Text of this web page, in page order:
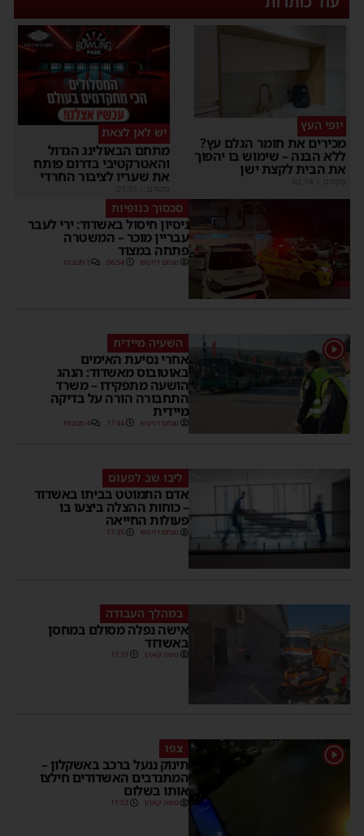
יופי העץ
מכירים את חומר הגלם עץ?
ללא הבנה – שימוש בו יהפוך
את הבית לקצת ישן
מקודם
יש לאן לצאת
מתחם הבאולינג הגדול
והאטרקטיבי בדרום פותח
את שעריו לציבור החרדי
מקודם
סכסוך כנופיות
ניסיון חיסול באשדוד: ירי לעבר
עבריין מוכר – המשטרה
פתחה במצוד
מנחם דויטש 06:54 1 תגובות
1 השעיה מיידית
אחרי נסיעת האימים
באוטובוס מאשדוד: הנהג
הושעה מתפקידו – משרד
התחבורה הורה על בדיקה
מיידית
מנחם דויטש 17:44 4 תגובות
ליבו שב לפעום
אדם התמוטט בביתו באשדוד
– כוחות ההצלה ביצעו בו
פעולות החייאה
מנחם דויטש 17:35
במהלך העבודה
אישה נפלה מסולם במחסן
באשדוד
משה קאהן 17:31
1 צפו
תינוק ננעל ברכב באשקלון –
המתנדבים האשדודים חילצו
אותו בשלום
משה קאהן 11:53